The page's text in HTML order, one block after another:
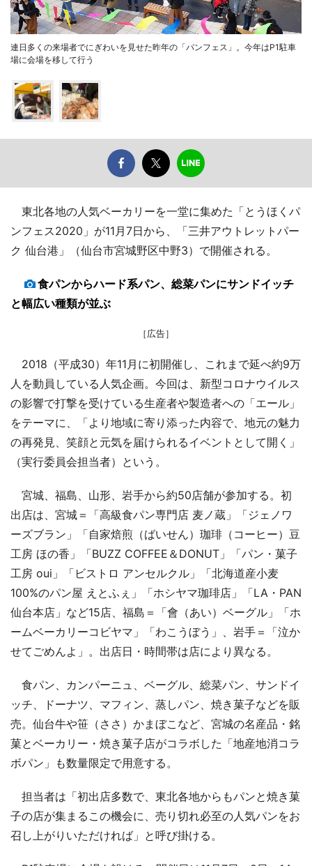
連日多くの来場者でにぎわいを見せた昨年の「パンフェス」。今年はP1駐車
場に会場を移して行う
東北各地の人気ベーカリーを一堂に集めた「とうほくパ
ンフェス2020」が11月7日から、「三井アウトレットパー
ク 仙台港」（仙台市宮城野区中野3）で開催される。
食パンからハード系パン、総菜パンにサンドイッチ
と幅広い種類が並ぶ
［広告］
2018（平成30）年11月に初開催し、これまで延べ約9万
人を動員している人気企画。今回は、新型コロナウイルス
の影響で打撃を受けている生産者や製造者への「エール」
をテーマに、「より地域に寄り添った内容で、地元の魅力
の再発見、笑顔と元気を届けられるイベントとして開く」
（実行委員会担当者）という。
宮城、福島、山形、岩手から約50店舗が参加する。初
出店は、宮城＝「高級食パン専門店 麦ノ蔵」「ジェノワ
ーズブラン」「自家焙煎（ばいせん）珈琲（コーヒー）豆
工房 ほの香」「BUZZ COFFEE＆DONUT」「パン・菓子
工房 oui」「ビストロ アンセルクル」「北海道産小麦
100%のパン屋 えとふぇ」「ホシヤマ珈琲店」「LA・PAN
仙台本店」など15店、福島＝「會（あい）ベーグル」「ホ
ームベーカリーコビヤマ」「わこうぼう」、岩手＝「泣か
せてごめんよ」。出店日・時間帯は店により異なる。
食パン、カンパーニュ、ベーグル、総菜パン、サンドイ
ッチ、ドーナツ、マフィン、蒸しパン、焼き菓子などを販
売。仙台牛や笹（ささ）かまぼこなど、宮城の名産品・銘
菓とベーカリー・焼き菓子店がコラボした「地産地消コラ
ボパン」も数量限定で用意する。
担当者は「初出店多数で、東北各地からもパンと焼き菓
子の店が集まるこの機会に、売り切れ必至の人気パンをお
召し上がりいただければ」と呼び掛ける。